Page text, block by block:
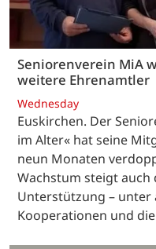
Seniorenverein MiA
weitere Ehrenamtler
Wednesday
Euskirchen. Der
im Alter« hat seine
neun Monaten
Wachstum steigt
Unterstützung – unter
Kooperationen und